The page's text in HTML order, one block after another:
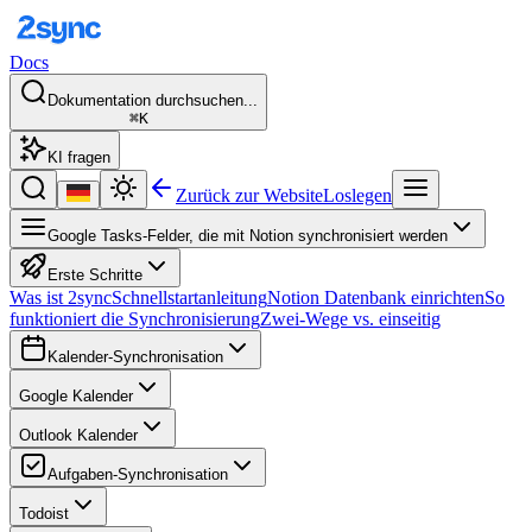
Docs
Dokumentation durchsuchen...
⌘K
KI fragen
Zurück zur WebsiteLoslegen
Google Tasks-Felder, die mit Notion synchronisiert werden
Erste Schritte
Was ist 2syncSchnellstartanleitungNotion Datenbank einrichtenSo
funktioniert die SynchronisierungZwei-Wege vs. einseitig
Kalender-Synchronisation
Google Kalender
Outlook Kalender
Aufgaben-Synchronisation
Todoist